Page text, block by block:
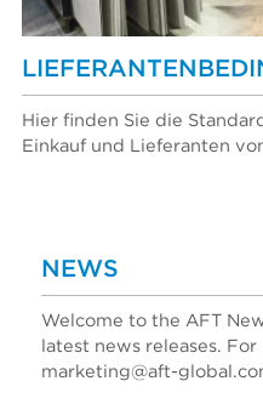
Hier finden Sie die
Einkauf und Lieferanten
NEWS
Welcome to the AFT
latest news releases.
marketing@aft-